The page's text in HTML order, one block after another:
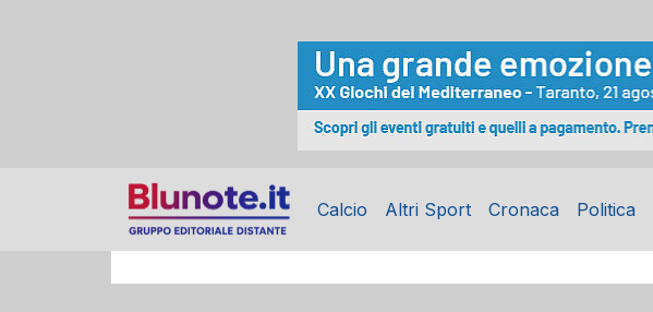
Calcio Altri Sport Cronaca Politica